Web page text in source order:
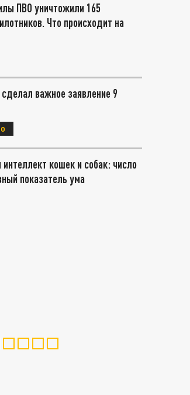
ПВО уничтожили 165
Что происходит на
важное заявление 9
интеллект кошек и собак: число
показатель ума